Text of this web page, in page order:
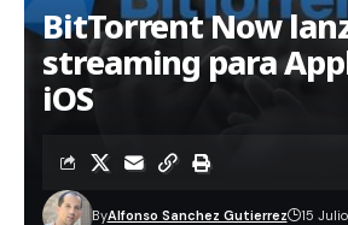
BitTorrent Now
streaming para
iOS
ByAlfonso Sanchez Gutierrez 15